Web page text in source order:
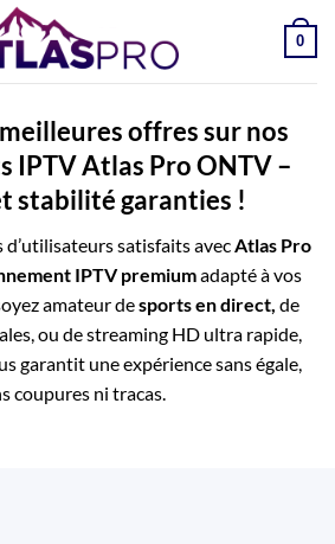
0
offres sur nos
IPTVAtlas Pro ONTV–
stabilité garanties !
d’utilisateurs satisfaits avecAtlas Pro
IPTV premiumadapté à vos
amateur desports en direct, de
ou de streaming HD ultra rapide,
garantit une expérience sans égale,
coupures ni tracas.